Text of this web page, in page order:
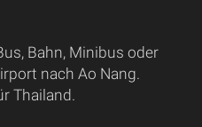
Bahn, Minibus oder
nach Ao Nang.
Thailand.